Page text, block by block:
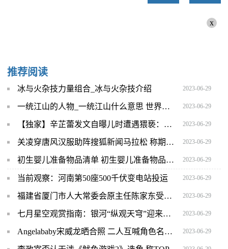
x
推荐阅读
冰与火杂技力量组合_冰与火杂技介绍 2023-06-29
一统江山的人物_一统江山什么意思 世界快消息 2023-06-29
【独家】辛芷蕾发文自曝儿时遭遇猥亵：我们需要被看见！需要被听见！ 2023-06-29
关凌穿唐风汉服助阵搜狐新闻马拉松 称期待见到宣璐娄艺潇 |全球快看 2023-06-29
初生婴儿准备物品清单 初生婴儿准备物品清单图片 2023-06-29
当前观察：河南第50座500千伏变电站投运 2023-06-29
福建省厦门市人大常委会原主任陈家东受贿、贪污、滥用职权案一审开庭 世界微速讯 2023-06-29
七月星空观赏指南：银河“纵观天穹”迎来绝佳观赏季 2023-06-29
Angelababy宋威龙晒合照 二人互喊角色名超有爱 2023-06-29